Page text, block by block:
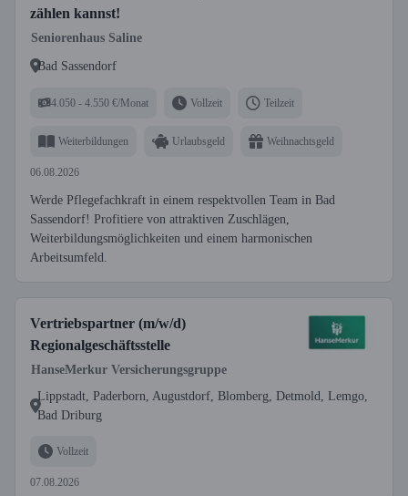
zählen kannst!
Seniorenhaus Saline
Bad Sassendorf
4.050 - 4.550 €/Monat Vollzeit Teilzeit
Weiterbildungen Urlaubsgeld Weihnachtsgeld
06.08.2026
Werde Pflegefachkraft in einem respektvollen Team in Bad
Sassendorf! Profitiere von attraktiven Zuschlägen,
Weiterbildungsmöglichkeiten und einem harmonischen
Arbeitsumfeld.
Vertriebspartner (m/w/d)
Regionalgeschäftsstelle
HanseMerkur Versicherungsgruppe
Lippstadt, Paderborn, Augustdorf, Blomberg, Detmold, Lemgo,
Bad Driburg
Vollzeit
07.08.2026